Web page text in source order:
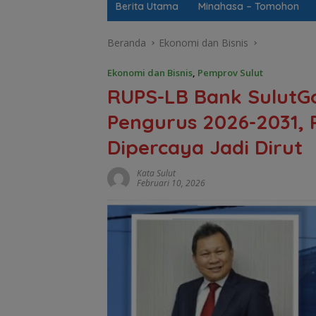
Berita Utama Minahasa – Tomohon
Beranda Ekonomi dan Bisnis
Ekonomi dan Bisnis, Pemprov Sulut
RUPS-LB Bank
Pengurus 2026-2031,
Dipercaya Jadi Dirut
Kata Sulut
Februari 10, 2026